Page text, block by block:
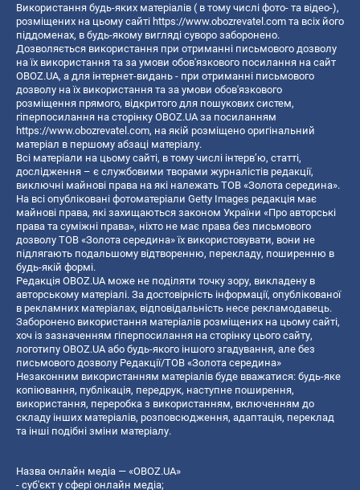
Використання будь-яких матеріалів ( в тому числі фото- та відео-),
розміщених на цьому сайті https://www.obozrevatel.com та всіх його
піддоменах, в будь-якому вигляді суворо заборонено.
Дозволяється використання при отриманні письмового дозволу
на їх використання та за умови обов'язкового посилання на сайт
OBOZ.UA, а для інтернет-видань - при отриманні письмового
дозволу на їх використання та за умови обов'язкового
розміщення прямого, відкритого для пошукових систем,
гіперпосилання на сторінку OBOZ.UA за посиланням
https://www.obozrevatel.com, на якій розміщено оригінальний
матеріал в першому абзаці матеріалу.
Всі матеріали на цьому сайті, в тому числі інтерв’ю, статті,
дослідження – є службовими творами журналістів редакції,
виключні майнові права на які належать ТОВ «Золота середина».
На всі опубліковані фотоматеріали Getty Images редакція має
майнові права, які захищаються законом України «Про авторські
права та суміжні права», ніхто не має права без письмового
дозволу ТОВ «Золота середина» їх використовувати, вони не
підлягають подальшому відтворенню, перекладу, поширенню в
будь-якій формі.
Редакція OBOZ.UA може не поділяти точку зору, викладену в
авторському матеріалі. За достовірність інформації, опублікованої
в рекламних матеріалах, відповідальність несе рекламодавець.
Заборонено використання матеріалів розміщених на цьому сайті,
хоч із зазначенням гіперпосилання на сторінку цього сайту,
логотипу OBOZ.UA або будь-якого іншого згадування, але без
письмового дозволу Редакції/ТОВ «Золота середина»
Незаконним використанням матеріалів буде вважатися: будь-яке
копiювання, публiкацiя, передрук, наступне поширення,
використання, переробка з використанням, включенням до
складу інших матеріалів, розповсюдження, адаптація, переклад
та інші подібні зміни матеріалу.
Назва онлайн медіа — «OBOZ.UA»
- суб'єкт у сфері онлайн медіа;